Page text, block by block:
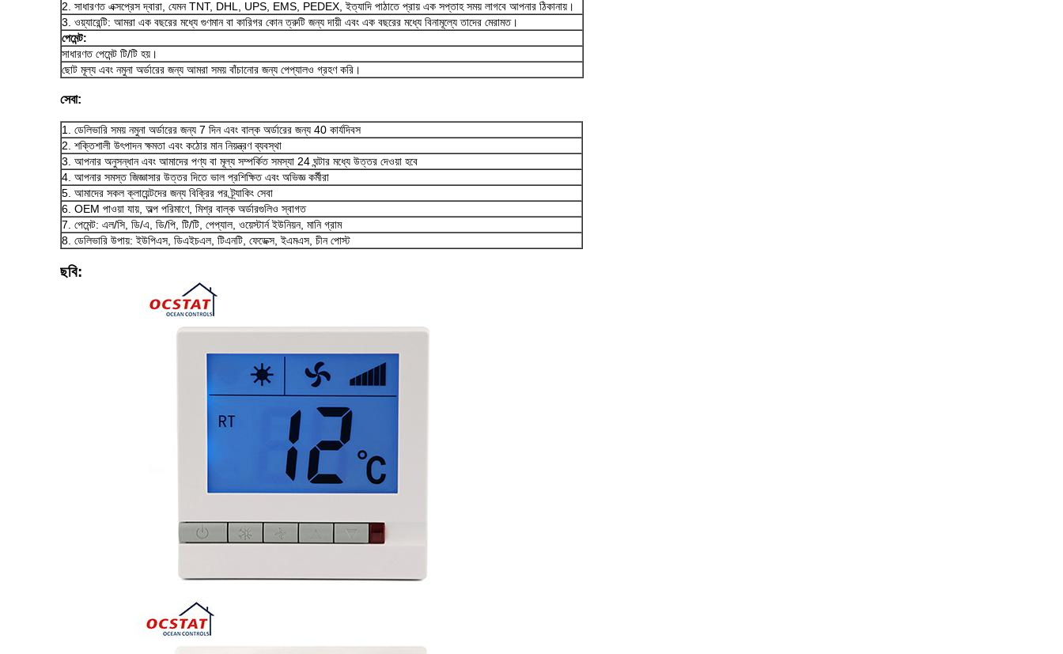
2. সাধারণত এক্সপ্রেস দ্বারা, যেমন TNT, DHL, UPS, EMS, PEDEX, ইত্যাদি পাঠাতে প্রায় এক সপ্তাহ সময় লাগবে আপনার ঠিকানায়।
3. ওয়্যারেন্টি: আমরা এক বছরের মধ্যে গুণমান বা কারিগর কোন ত্রুটি জন্য দায়ী এবং এক বছরের মধ্যে বিনামূল্যে তাদের মেরামত।
পেমেন্ট:
সাধারণত পেমেন্ট টি/টি হয়।
ছোট মূল্য এবং নমুনা অর্ডারের জন্য আমরা সময় বাঁচানোর জন্য পেপ্যালও গ্রহণ করি।
সেবা:
1. ডেলিভারি সময় নমুনা অর্ডারের জন্য 7 দিন এবং বাল্ক অর্ডারের জন্য 40 কার্যদিবস
2. শক্তিশালী উৎপাদন ক্ষমতা এবং কঠোর মান নিয়ন্ত্রণ ব্যবস্থা
3. আপনার অনুসন্ধান এবং আমাদের পণ্য বা মূল্য সম্পর্কিত সমস্যা 24 ঘন্টার মধ্যে উত্তর দেওয়া হবে
4. আপনার সমস্ত জিজ্ঞাসার উত্তর দিতে ভাল প্রশিক্ষিত এবং অভিজ্ঞ কর্মীরা
5. আমাদের সকল ক্লায়েন্টদের জন্য বিক্রির পর ট্র্যাকিং সেবা
6. OEM পাওয়া যায়, অল্প পরিমাণে, মিশ্র বাল্ক অর্ডারগুলিও স্বাগত
7. পেমেন্ট: এল/সি, ডি/এ, ডি/পি, টি/টি, পেপ্যাল, ওয়েস্টার্ন ইউনিয়ন, মানি গ্রাম
8. ডেলিভারি উপায়: ইউপিএস, ডিএইচএল, টিএনটি, ফেডেক্স, ইএমএস, চীন পোস্ট
ছবি: